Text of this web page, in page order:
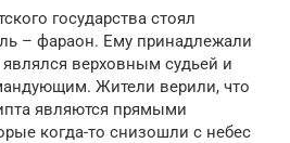
государства стоял
– фараон. Ему принадлежали
верховным судьей и
Жители верили, что
являются прямыми
когда-то снизошли с небес